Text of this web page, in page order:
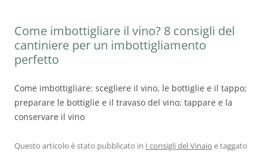
Come imbottigliare il vino? 8 consigli del
cantiniere per un imbottigliamento
perfetto
Come imbottigliare: scegliere il vino, le bottiglie e il tappo;
preparare le bottiglie e il travaso del vino; tappare e la
conservare il vino
Questo articolo è stato pubblicato in I consigli del Vinaio e taggato